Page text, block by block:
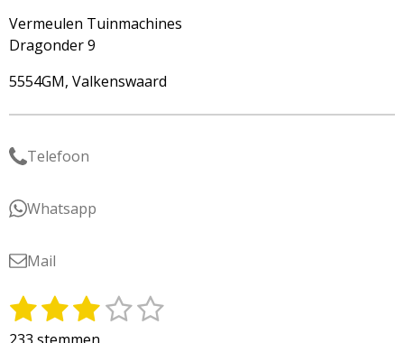
Vermeulen Tuinmachines
Dragonder 9
5554GM, Valkenswaard
Telefoon
Whatsapp
Mail
R
a
1 2 3 4 5
S